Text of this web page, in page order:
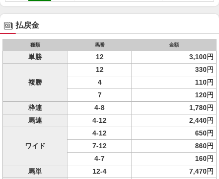
払戻金
種類 馬番 金額
単勝 12 3,100円
複勝
12
330円
4
110円
7
120円
枠連
4-8
1,780円
馬連
4-12 2,440円
ワイド
4-12
650円
7-12
860円
4-7
160円
馬単
12-4
7,470円